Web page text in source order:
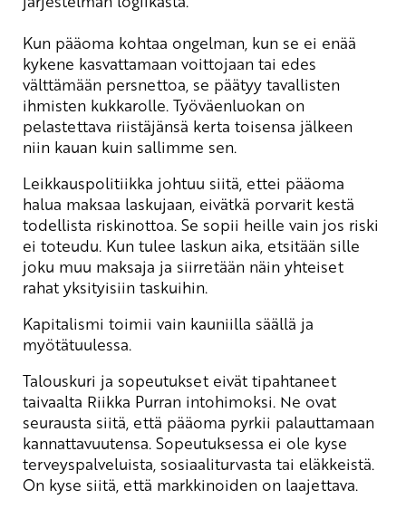
Kun pääoma kohtaa ongelman, kun se ei enää
kykene kasvattamaan voittojaan tai edes
välttämään persnettoa, se päätyy tavallisten
ihmisten kukkarolle. Työväenluokan on
pelastettava riistäjänsä kerta toisensa jälkeen
niin kauan kuin sallimme sen.
Leikkauspolitiikka johtuu siitä, ettei pääoma
halua maksaa laskujaan, eivätkä porvarit kestä
todellista riskinottoa. Se sopii heille vain jos riski
ei toteudu. Kun tulee laskun aika, etsitään sille
joku muu maksaja ja siirretään näin yhteiset
rahat yksityisiin taskuihin.
Kapitalismi toimii vain kauniilla säällä ja
myötätuulessa.
Talouskuri ja sopeutukset eivät tipahtaneet
taivaalta Riikka Purran intohimoksi. Ne ovat
seurausta siitä, että pääoma pyrkii palauttamaan
kannattavuutensa. Sopeutuksessa ei ole kyse
terveyspalveluista, sosiaaliturvasta tai eläkkeistä.
On kyse siitä, että markkinoiden on laajettava.